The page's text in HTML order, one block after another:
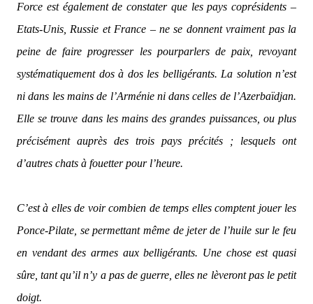
Force est également de constater que les pays coprésidents –
Etats-Unis, Russie et France – ne se donnent vraiment pas la
peine de faire progresser les pourparlers de paix, revoyant
systématiquement dos à dos les belligérants. La solution n’est
ni dans les mains de l’Arménie ni dans celles de l’Azerbaïdjan.
Elle se trouve dans les mains des grandes puissances, ou plus
précisément auprès des trois pays précités ; lesquels ont
d’autres chats à fouetter pour l’heure.
C’est à elles de voir combien de temps elles comptent jouer les
Ponce-Pilate, se permettant même de jeter de l’huile sur le feu
en vendant des armes aux belligérants. Une chose est quasi
sûre, tant qu’il n’y a pas de guerre, elles ne lèveront pas le petit
doigt.